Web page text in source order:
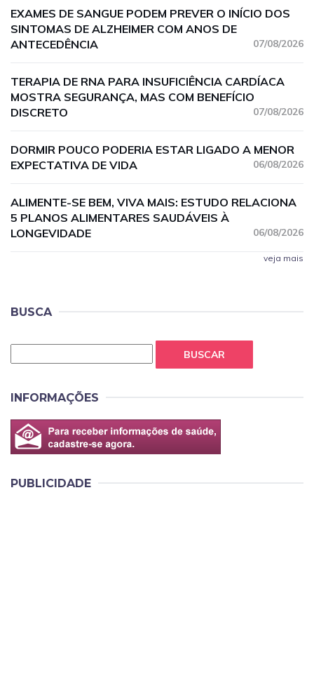
EXAMES DE SANGUE PODEM PREVER O INÍCIO DOS
SINTOMAS DE ALZHEIMER COM ANOS DE
ANTECEDÊNCIA
07/08/2026
TERAPIA DE RNA PARA INSUFICIÊNCIA CARDÍACA
MOSTRA SEGURANÇA, MAS COM BENEFÍCIO
DISCRETO
07/08/2026
DORMIR POUCO PODERIA ESTAR LIGADO A MENOR
EXPECTATIVA DE VIDA
06/08/2026
ALIMENTE-SE BEM, VIVA MAIS: ESTUDO RELACIONA
5 PLANOS ALIMENTARES SAUDÁVEIS À
LONGEVIDADE
06/08/2026
veja mais
BUSCA
BUSCAR
INFORMAÇÕES
PUBLICIDADE